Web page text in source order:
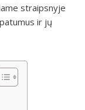
straipsnyje
ir jų